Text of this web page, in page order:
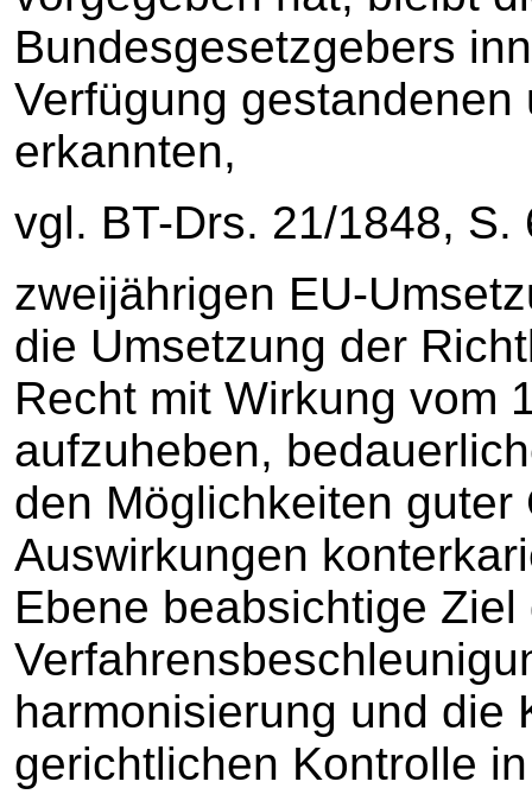
Bundesgesetzgebers
Verfügung
erkannten,
vgl. BT-Drs. 21/1848, S.
zweijährigen EU-
die Umsetzung der
Recht mit Wirkung vom
aufzuheben,
den Möglichkeiten
Auswirkungen
Ebene beabsichtige Ziel
harmonisierung und die
gerichtlichen Kontrolle